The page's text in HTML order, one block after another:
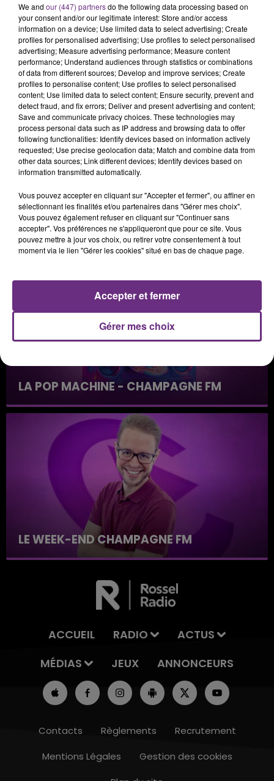
Tous les lundis, mardis, mercredis, jeudis et vendredis
de 5h00 à 6h00.
AUTRES ÉMISSIONS
CHAMPAGNE FM RECHERCHE UNE
NOUVELLE POP STAR !
Toute la journée sur Champagne FM
LA POP MACHINE - CHAMPAGNE FM
LE WEEK-END CHAMPAGNE FM
ACCUEIL RADIO
ACTUS
MÉDIAS
JEUX ANNONCEURS
Contacts Règlements
Recrutement
Mentions Légales
Gestion des cookies
We and our (447) partnersdo the following data processing based on
your consent and/or our legitimate interest: Store and/or access
information on a device; Use limited data to select advertising; Create
profiles for personalised advertising; Use profiles to select personalised
advertising; Measure advertising performance; Measure content
performance; Understand audiences through statistics or combinations
of data from different sources; Develop and improve services; Create
profiles to personalise content; Use profiles to select personalised
content; Use limited data to select content; Ensure security, prevent and
detect fraud, and fix errors; Deliver and present advertising and content;
Save and communicate privacy choices. These technologies may
process personal data such as IP address and browsing data to offer
following functionalities: Identify devices based on information actively
requested; Use precise geolocation data; Match and combine data from
other data sources; Link different devices; Identify devices based on
information transmitted automatically.
Vous pouvez accepter en cliquant sur "Accepter et fermer", ou affiner en
sélectionnant les finalités et/ou partenaires dans "Gérer mes choix".
Vous pouvez également refuser en cliquant sur "Continuer sans
accepter". Vos préférences ne s'appliqueront que pour ce site. Vous
pouvez mettre à jour vos choix, ou retirer votre consentement à tout
moment via le lien "Gérer les cookies" situé en bas de chaque page.
Gérer mes choix
Accepter et fermer